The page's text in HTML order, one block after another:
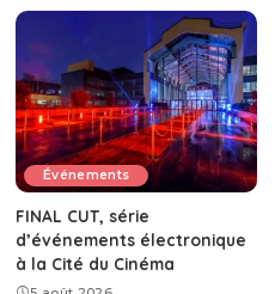
Événements
FINAL CUT, série
d’événements électronique
à la Cité du Cinéma